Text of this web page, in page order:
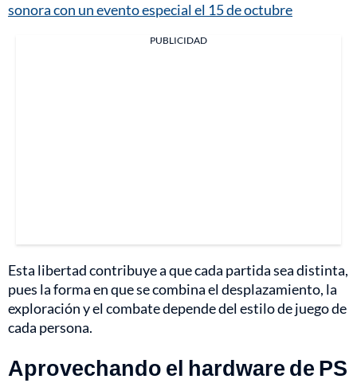
sonora con un evento especial el 15 de octubre
PUBLICIDAD
Esta libertad contribuye a que cada partida sea distinta,
pues la forma en que se combina el desplazamiento, la
exploración y el combate depende del estilo de juego de
cada persona.
Aprovechando el hardware de PS